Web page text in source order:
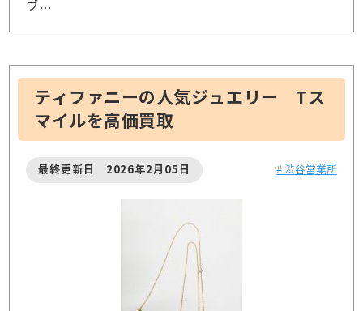
ヴ…
ティファニーの人気ジュエリー Tス
マイルを高価買取
最終更新日 2026年2月05日 # 渋谷営業所